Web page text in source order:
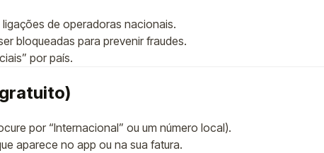
de operadoras nacionais.
bloqueadas para prevenir fraudes.
por país.
por “Internacional” ou um número local).
aparece no app ou na sua fatura.